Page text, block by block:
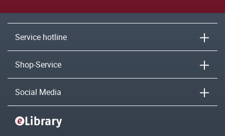
Service hotline
Shop-Service
Social Media